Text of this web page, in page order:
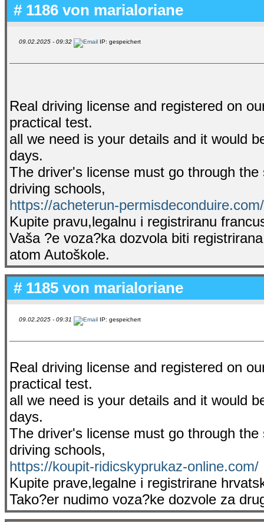
# 1186 von marialoriane
09.02.2025 - 09:32 IP: gespeichert
Real driving license and registered on
practical test.
all we need is your details and it would
days.
The driver's license must go through
driving schools,
https://acheterun-permisdeconduire.com/
Kupite pravu,legalnu i registriranu
Vaša ?e voza?ka dozvola biti
atom Autoškole.
# 1185 von marialoriane
09.02.2025 - 09:31 IP: gespeichert
Real driving license and registered on
practical test.
all we need is your details and it would
days.
The driver's license must go through
driving schools,
https://koupit-ridicskyprukaz-online.com/
Kupite prave,legalne i registrirane
Tako?er nudimo voza?ke dozvole za